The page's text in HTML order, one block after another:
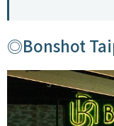
◎Bonshot